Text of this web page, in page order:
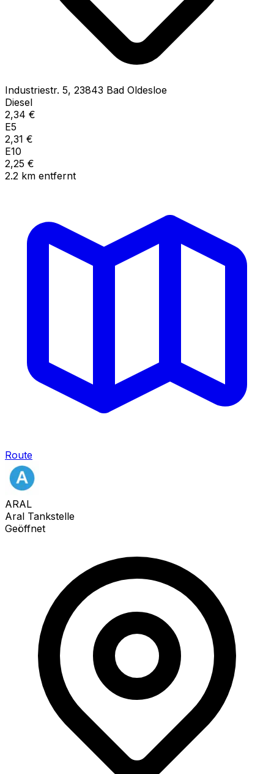
Industriestr. 5, 23843 Bad Oldesloe
Diesel
2,34 €
E5
2,31 €
E10
2,25 €
2.2 km entfernt
Route
ARAL
Aral Tankstelle
Geöffnet